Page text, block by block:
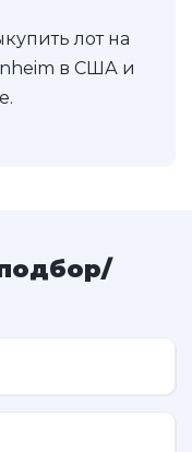
лот на
в США и